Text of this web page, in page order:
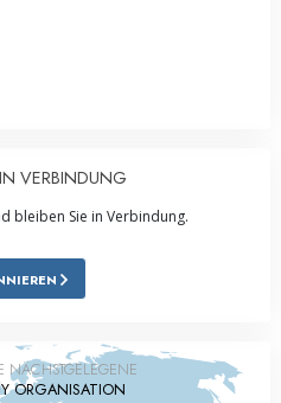
VERBINDUNG
bleiben Sie in Verbindung.
NÄCHSTGELEGENE
ORGANISATION